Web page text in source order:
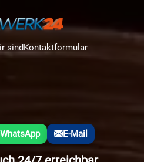
sindKontaktformular
WhatsApp E-Mail